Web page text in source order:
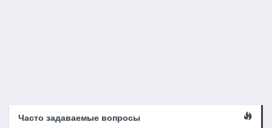
Часто задаваемые вопросы